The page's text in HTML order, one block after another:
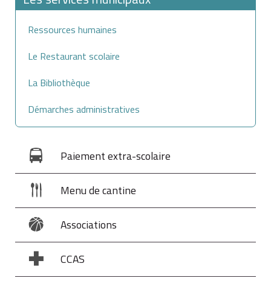
Ressources humaines
Le Restaurant scolaire
La Bibliothèque
Démarches administratives
Paiement extra-scolaire
Menu de cantine
Associations
CCAS